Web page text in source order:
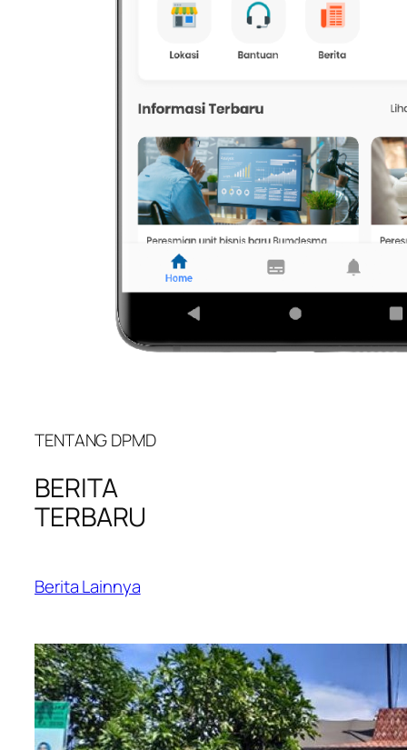
TENTANG DPMD
BERITA
TERBARU
Berita Lainnya